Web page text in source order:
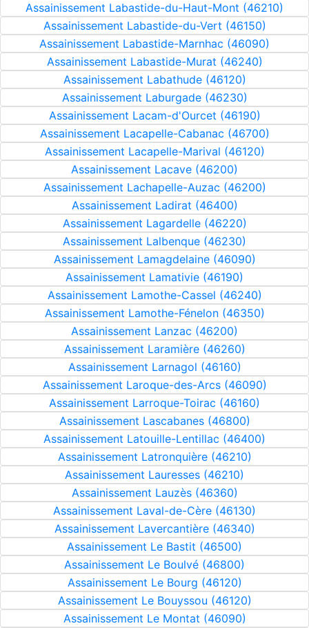
Assainissement Labastide-du-Haut-Mont (46210)
Assainissement Labastide-du-Vert (46150)
Assainissement Labastide-Marnhac (46090)
Assainissement Labastide-Murat (46240)
Assainissement Labathude (46120)
Assainissement Laburgade (46230)
Assainissement Lacam-d'Ourcet (46190)
Assainissement Lacapelle-Cabanac (46700)
Assainissement Lacapelle-Marival (46120)
Assainissement Lacave (46200)
Assainissement Lachapelle-Auzac (46200)
Assainissement Ladirat (46400)
Assainissement Lagardelle (46220)
Assainissement Lalbenque (46230)
Assainissement Lamagdelaine (46090)
Assainissement Lamativie (46190)
Assainissement Lamothe-Cassel (46240)
Assainissement Lamothe-Fénelon (46350)
Assainissement Lanzac (46200)
Assainissement Laramière (46260)
Assainissement Larnagol (46160)
Assainissement Laroque-des-Arcs (46090)
Assainissement Larroque-Toirac (46160)
Assainissement Lascabanes (46800)
Assainissement Latouille-Lentillac (46400)
Assainissement Latronquière (46210)
Assainissement Lauresses (46210)
Assainissement Lauzès (46360)
Assainissement Laval-de-Cère (46130)
Assainissement Lavercantière (46340)
Assainissement Le Bastit (46500)
Assainissement Le Boulvé (46800)
Assainissement Le Bourg (46120)
Assainissement Le Bouyssou (46120)
Assainissement Le Montat (46090)